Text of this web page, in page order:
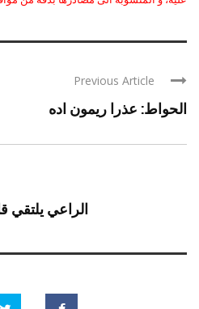
Previous Article
الحواط: عذرا ريمون اده
الراعي يلتقي